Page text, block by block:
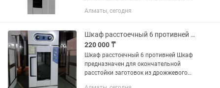
противней. Оснащен одной дверцей и
Алматы, сегодня
Шкаф расстоечный 6 противней Шкаф предназначен для окончательной расстойки
220 000 ₸
Шкаф расстоечный 6 противней Шкаф
предназначен для окончательной
расстойки заготовок из дрожжевого